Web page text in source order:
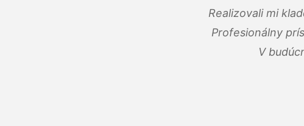
Realizovali mi
Profesionálny
V